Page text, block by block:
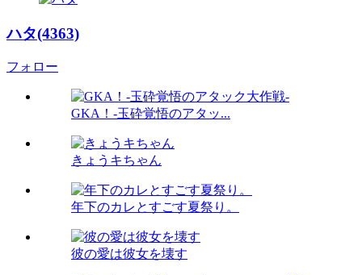
ハタ(4363)
フォロー
GKA！-玉砕覚悟のアタッ...
きょうキちゃん
年下のカレとすごす夏祭り。
彼の愛は彼女を壊す